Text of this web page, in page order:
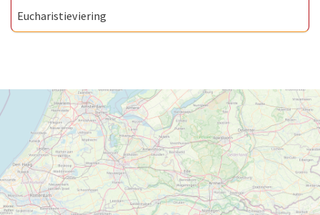
Eucharistieviering